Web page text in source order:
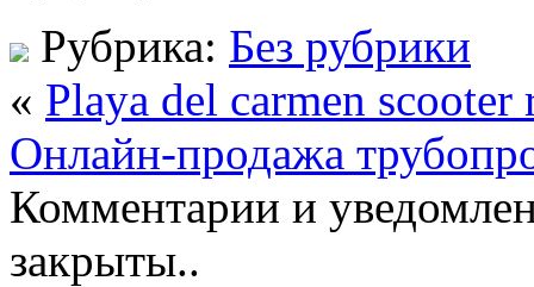
Рубрика: Без рубрики
« Playa del carmen scooter
Онлайн-продажа
Комментарии и
закрыты..